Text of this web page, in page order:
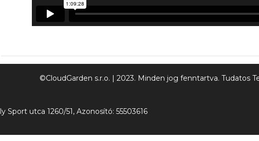
©CloudGarden s.r.o. | 2023. Minden jog fenntartva. Tudatos
Sport utca 1260/51, Azonosító: 55503616